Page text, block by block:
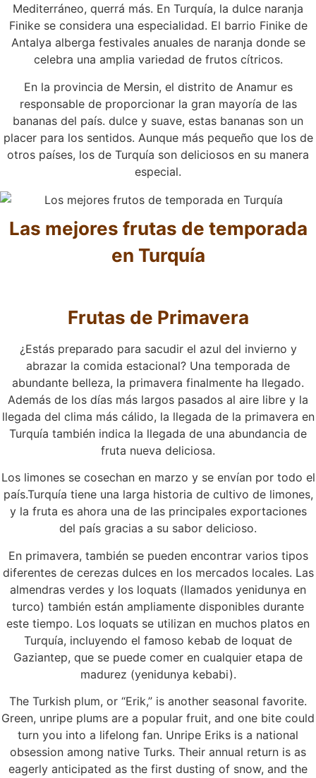
Mediterráneo, querrá más. En Turquía, la dulce naranja
Finike se considera una especialidad. El barrio Finike de
Antalya alberga festivales anuales de naranja donde se
celebra una amplia variedad de frutos cítricos.
En la provincia de Mersin, el distrito de Anamur es
responsable de proporcionar la gran mayoría de las
bananas del país. dulce y suave, estas bananas son un
placer para los sentidos. Aunque más pequeño que los de
otros países, los de Turquía son deliciosos en su manera
especial.
Las mejores frutas de temporada
en Turquía
Frutas de Primavera
¿Estás preparado para sacudir el azul del invierno y
abrazar la comida estacional? Una temporada de
abundante belleza, la primavera finalmente ha llegado.
Además de los días más largos pasados al aire libre y la
llegada del clima más cálido, la llegada de la primavera en
Turquía también indica la llegada de una abundancia de
fruta nueva deliciosa.
Los limones se cosechan en marzo y se envían por todo el
país.Turquía tiene una larga historia de cultivo de limones,
y la fruta es ahora una de las principales exportaciones
del país gracias a su sabor delicioso.
En primavera, también se pueden encontrar varios tipos
diferentes de cerezas dulces en los mercados locales. Las
almendras verdes y los loquats (llamados yenidunya en
turco) también están ampliamente disponibles durante
este tiempo. Los loquats se utilizan en muchos platos en
Turquía, incluyendo el famoso kebab de loquat de
Gaziantep, que se puede comer en cualquier etapa de
madurez (yenidunya kebabi).
The Turkish plum, or “Erik,” is another seasonal favorite.
Green, unripe plums are a popular fruit, and one bite could
turn you into a lifelong fan. Unripe Eriks is a national
obsession among native Turks. Their annual return is as
eagerly anticipated as the first dusting of snow, and the